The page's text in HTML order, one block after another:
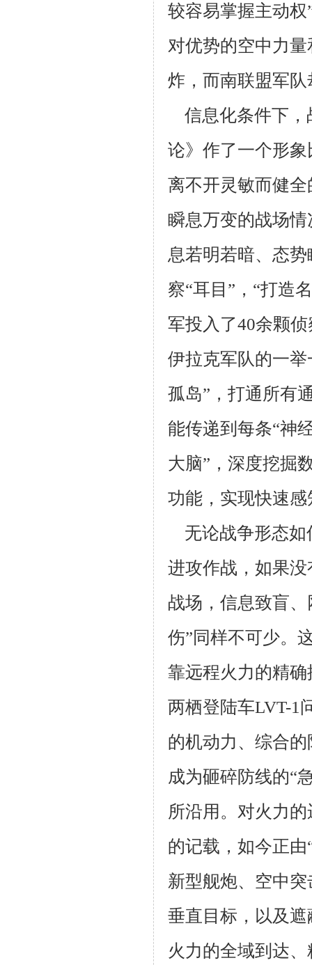
较容易掌握主动
对优势的空中力
炸，而南联盟军
信息化条件下，
论》作了一个形象
离不开灵敏而健
瞬息万变的战场
息若明若暗、态
察“耳目”，“打造
军投入了40余颗
伊拉克军队的一
孤岛”，打通所有
能传递到每条“神
大脑”，深度挖掘
功能，实现快速
无论战争形态如
进攻作战，如果没
战场，信息致盲、
伤”同样不可少。
靠远程火力的精
两栖登陆车LVT-1
的机动力、综合
成为砸碎防线的“
所沿用。对火力
的记载，如今正
新型舰炮、空中
垂直目标，以及
火力的全域到达